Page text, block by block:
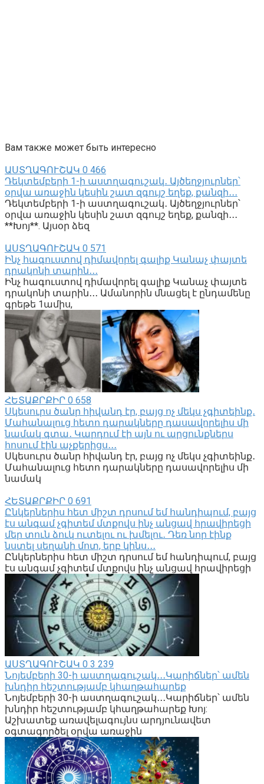
Вам также может быть интересно
ԱՍՏՂԱԳՈՒՇԱԿ 0 466
Դեկտեմբերի 1-ի աստղագուշակ․ Այծեղջյուրներ՝
օրվա առաջին կեսին շատ զգույշ եղեք, քանզի․․․
Դեկտեմբերի 1-ի աստղագուշակ․ Այծեղջյուրներ՝
օրվա առաջին կեսին շատ զգույշ եղեք, քանզի․․․
**Խոյ**. Այսօր ձեզ
ԱՍՏՂԱԳՈՒՇԱԿ 0 571
Ինչ հագուստով դիմավորել գալիք Կանաչ փայտե
դրակոնի տարին․․․
Ինչ հագուստով դիմավորել գալիք Կանաչ փայտե
դրակոնի տարին․․․ Ամանորին մնացել է ընդամենը
գրեթե 1ամիս,
ՀԵՏԱՔՐՔԻՐ 0 658
Սկեսուրս ծանր հիվանդ էր, բայց ոչ մեկս չգիտեինք․
Մահանալուց հետո դարակները դասավորելիս մի
նամակ գտա․ Կարդում էի այն ու արցունքներս
հոսում էին աչքերիցս․․․
Սկեսուրս ծանր հիվանդ էր, բայց ոչ մեկս չգիտեինք․
Մահանալուց հետո դարակները դասավորելիս մի
նամակ
ՀԵՏԱՔՐՔԻՐ 0 691
Ընկերներիս հետ միշտ դրսում եմ հանդիպում, բայց
էս անգամ չգիտեմ մտքովս ինչ անցավ հրավիրեցի
մեր տուն ձուկ ուտելու ու խմելու․ Դեռ նոր էինք
նստել սեղանի մոտ, երբ կինս․․․
Ընկերներիս հետ միշտ դրսում եմ հանդիպում, բայց
էս անգամ չգիտեմ մտքովս ինչ անցավ հրավիրեցի
ԱՍՏՂԱԳՈՒՇԱԿ 0 3 239
Նոյեմբերի 30-ի աստղագուշակ․․․Կարիճներ՝ ամեն
խնդիր հեշտությամբ կհաղթահարեք
Նոյեմբերի 30-ի աստղագուշակ․․․Կարիճներ՝ ամեն
խնդիր հեշտությամբ կհաղթահարեք Խոյ:
Աշխատեք առավելագույնս արդյունավետ
օգտագործել օրվա առաջին